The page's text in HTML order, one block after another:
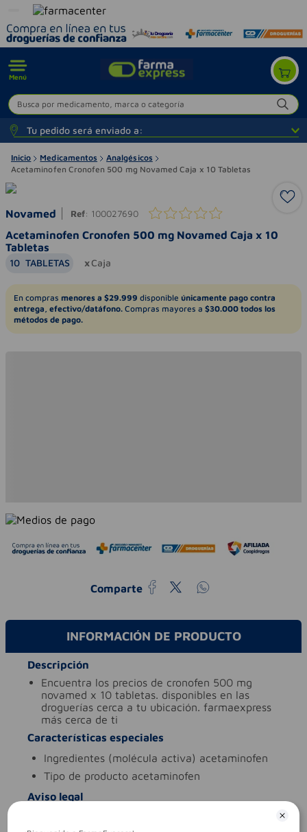
Menú
Busca por medicamento, marca o categoría
Tu pedido será enviado a:
Inicio Medicamentos
Analgésicos
Acetaminofen Cronofen 500 mg Novamed Caja x 10 Tabletas
Novamed Ref: 100027690
Acetaminofen Cronofen 500 mg Novamed Caja x 10
Tabletas
10 TABLETAS Caja
En compras menores a $29.999 disponible únicamente pago contra
entrega, efectivo/datáfono. Compras mayores a $30.000 todos los
métodos de pago.
Comparte
INFORMACIÓN DE PRODUCTO
Descripción
encuentra los precios de cronofen 500 mg
novamed x 10 tabletas. disponibles en las
droguerías cerca a tu ubicación. farmaexpress
más cerca de ti
Características especiales
ingredientes (molécula activa) acetaminofen
tipo de producto acetaminofen
Aviso legal